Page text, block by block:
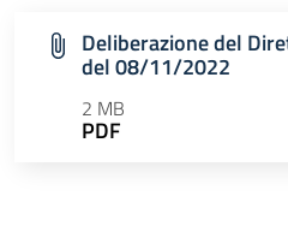
Deliberazione del
del 08/11/2022
2 MB
PDF